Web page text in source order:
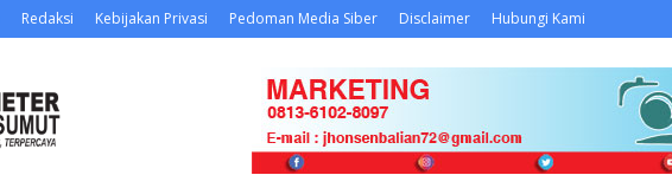
Redaksi Kebijakan Privasi Pedoman Media Siber Disclaimer Hubungi Kami